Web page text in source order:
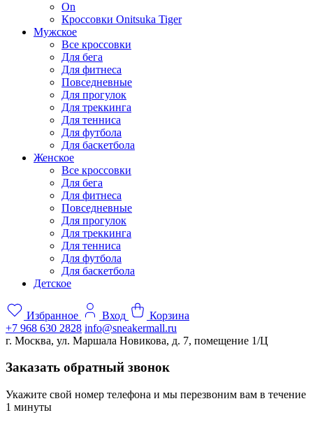
On
Кроссовки Onitsuka Tiger
Мужское
Все кроссовки
Для бега
Для фитнеса
Повседневные
Для прогулок
Для треккинга
Для тенниса
Для футбола
Для баскетбола
Женское
Все кроссовки
Для бега
Для фитнеса
Повседневные
Для прогулок
Для треккинга
Для тенниса
Для футбола
Для баскетбола
Детское
Избранное Вход
Корзина
+7 968 630 2828 info@sneakermall.ru
г. Москва, ул. Маршала Новикова, д. 7, помещение 1/Ц
Заказать обратный звонок
Укажите свой номер телефона и мы перезвоним вам в течение
1 минуты